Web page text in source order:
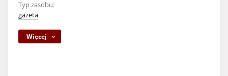
Typ zasobu:
gazeta
Więcej